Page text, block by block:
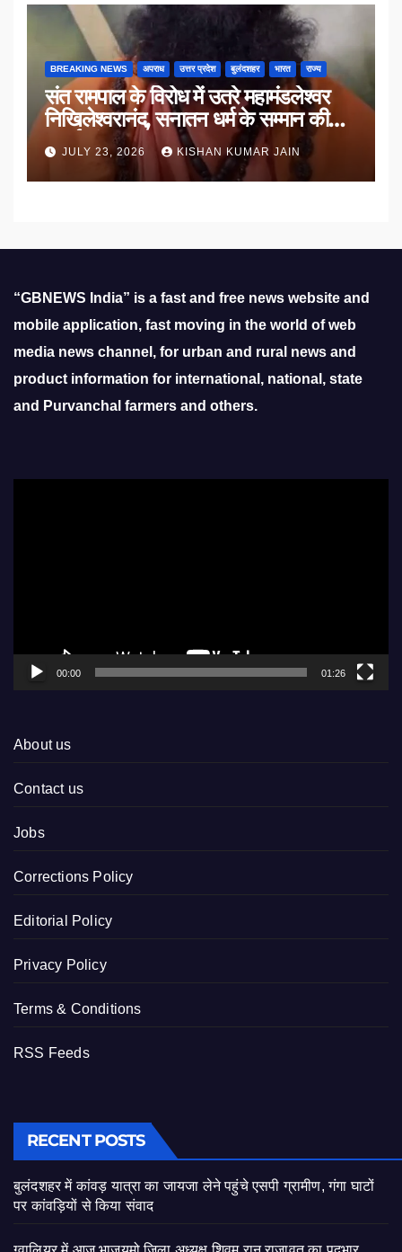
BREAKING NEWS अपराध उत्तर प्रदेश बुलंदशहर भारत राज्य
संत रामपाल के विरोध में उतरे महामंडलेश्वर
निखिलेश्वरानंद, सनातन धर्म के सम्मान की
उठाई मांग
JULY 23, 2026 KISHAN KUMAR JAIN
“GBNEWS India” is a fast and free news website and
mobile application, fast moving in the world of web
media news channel, for urban and rural news and
product information for international, national, state
and Purvanchal farmers and others.
00:00 01:26
About us
Contact us
Jobs
Corrections Policy
Editorial Policy
Privacy Policy
Terms & Conditions
RSS Feeds
RECENT POSTS
बुलंदशहर में कांवड़ यात्रा का जायजा लेने पहुंचे एसपी ग्रामीण, गंगा घाटों
पर कांवड़ियों से किया संवाद